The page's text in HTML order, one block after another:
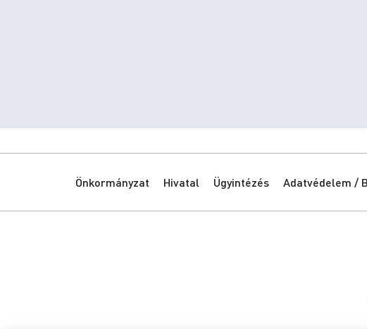
Önkormányzat Hivatal Ügyintézés Adatvédelem /